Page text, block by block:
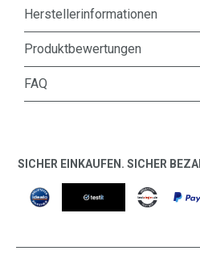
Herstellerinformationen
Produktbewertungen
FAQ
SICHER EINKAUFEN. SICHER